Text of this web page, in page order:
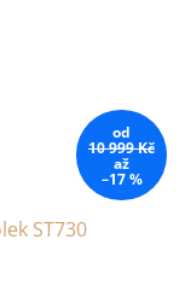
od
10 999 Kč
až
–17 %
ST730